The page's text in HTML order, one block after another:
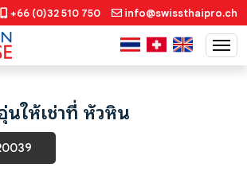
+66 (0)32 510 750 info@swissthaipro.ch
ให้เช่าที่ หัวหิน